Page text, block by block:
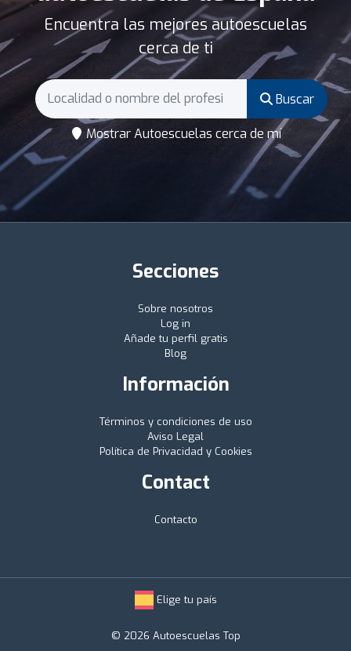
Encuentra las mejores autoescuelas
cerca de ti
Buscar
Mostrar Autoescuelas cerca de mí
Secciones
Sobre nosotros
Log in
Añade tu perfil gratis
Blog
Información
Términos y condiciones de uso
Aviso Legal
Política de Privacidad y Cookies
Contact
Contacto
Elige tu país
© 2026 Autoescuelas Top